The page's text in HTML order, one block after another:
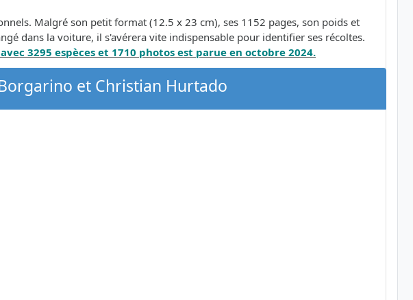
Malgré son petit format (12.5 x 23 cm), ses 1152 pages, son poids et
dans la voiture, il s'avérera vite indispensable pour identifier ses récoltes.
3295 espèces et 1710 photos est parue en octobre 2024.
et Christian Hurtado